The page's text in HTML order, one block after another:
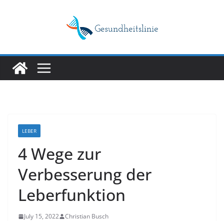
LEBER
4 Wege zur
Verbesserung der
Leberfunktion
July 15, 2022 Christian Busch